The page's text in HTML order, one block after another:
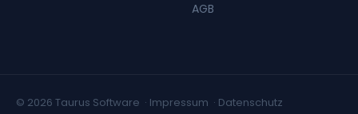
AGB
© 2026 Taurus Software · Impressum · Datenschutz